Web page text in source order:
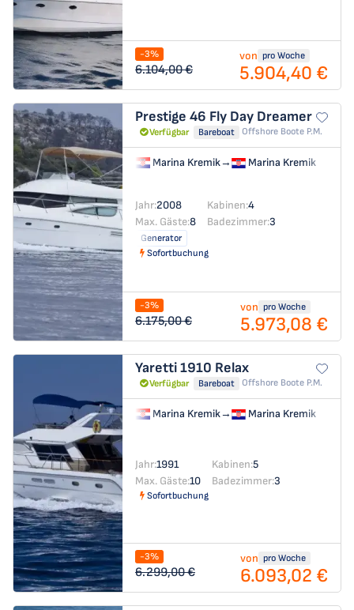
-3%
6.104,00 €
von pro Woche
5.904,40 €
Prestige 46 Fly Day Dreamer
Verfügbar Bareboat Offshore Boote P.m.
Marina Kremik→ Marina Kremik
Jahr:2008 Kabinen:4
Max. Gäste:8 Badezimmer:3
Generator
Sofortbuchung
-3%
6.175,00 €
von pro Woche
5.973,08 €
Yaretti 1910 Relax
Verfügbar Bareboat Offshore Boote P.m.
Marina Kremik→ Marina Kremik
Jahr:1991 Kabinen:5
Max. Gäste:10 Badezimmer:3
Sofortbuchung
-3%
6.299,00 €
von pro Woche
6.093,02 €